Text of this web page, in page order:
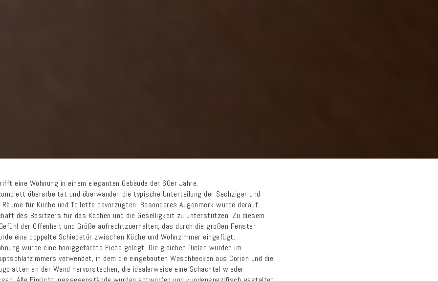
eine Wohnung in einem eleganten Gebäude der 60er Jahre.
überarbeitet und überwanden die typische Unterteilung der Sechziger und
für Küche und Toilette bevorzugten. Besonderes Augenmerk wurde darauf
des Besitzers für das Kochen und die Geselligkeit zu unterstützen. Zu diesem
der Offenheit und Größe aufrechtzuerhalten, das durch die großen Fenster
eine doppelte Schiebetür zwischen Küche und Wohnzimmer eingefügt.
wurde eine honiggefärbte Eiche gelegt. Die gleichen Dielen wurden im
verwendet, in dem die eingebauten Waschbecken aus Corian und die
an der Wand hervorstechen, die idealerweise eine Schachtel wieder